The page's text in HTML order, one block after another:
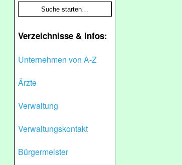
Verzeichnisse & Infos:
Unternehmen von A-Z
Ärzte
Verwaltung
Verwaltungskontakt
Bürgermeister